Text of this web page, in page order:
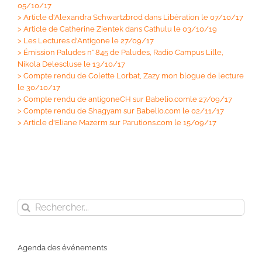
05/10/17
> Article d'Alexandra Schwartzbrod dans Libération le 07/10/17
> Article de Catherine Zientek dans Cathulu le 03/10/19
> Les Lectures d'Antigone le 27/09/17
> Émission Paludes n° 845 de Paludes, Radio Campus Lille,
Nikola Delescluse le 13/10/17
> Compte rendu de Colette Lorbat, Zazy mon blogue de lecture
le 30/10/17
> Compte rendu de antigoneCH sur Babelio.comle 27/09/17
> Compte rendu de Shagyam sur Babelio.com le 02/11/17
> Article d'Eliane Mazerm sur Parutions.com le 15/09/17
Rechercher:
Agenda des événements